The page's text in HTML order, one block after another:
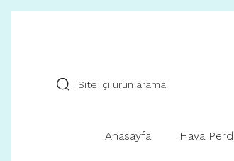
Anasayfa Hava